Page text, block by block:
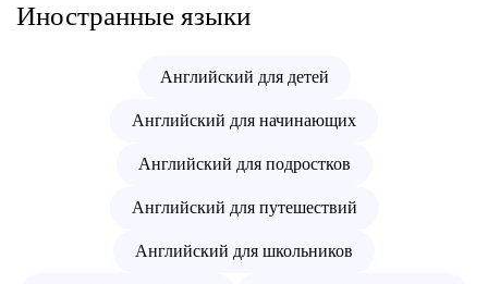
Иностранные языки
Английский для детей
Английский для начинающих
Английский для подростков
Английский для путешествий
Английский для школьников